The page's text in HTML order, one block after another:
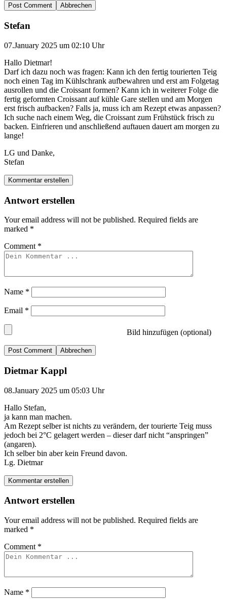
Abbrechen
Stefan
07.January 2025 um 02:10 Uhr
Hallo Dietmar!
Darf ich dazu noch was fragen: Kann ich den fertig tourierten Teig
noch einen Tag im Kühlschrank aufbewahren und erst am Folgetag
ausrollen und die Croissant formen? Kann ich in weiterer Folge die
fertig geformten Croissant auf kühle Gare stellen und am Morgen
erst frisch aufbacken? Falls ja, muss ich am Rezept etwas anpassen?
Ich suche nach einem Weg, die Croissant zum Frühstück frisch zu
backen. Einfrieren und anschließend auftauen dauert am morgen zu
lange!
LG und Danke,
Stefan
Kommentar erstellen
Antwort erstellen
Your email address will not be published. Required fields are
marked *
Comment *
Name *
Email *
Bild hinzufügen (optional)
Abbrechen
Dietmar Kappl
08.January 2025 um 05:03 Uhr
Hallo Stefan,
ja kann man machen.
Am Rezept selber ist nichts zu verändern, der tourierte Teig muss
jedoch bei 2°C gelagert werden – dieser darf nicht “anspringen”
(angaren).
Ich selber bin aber kein Freund davon.
Lg. Dietmar
Kommentar erstellen
Antwort erstellen
Your email address will not be published. Required fields are
marked *
Comment *
Name *